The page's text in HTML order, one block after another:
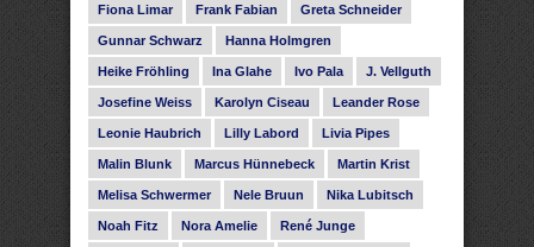
Fiona Limar Frank Fabian Greta Schneider
Gunnar Schwarz Hanna Holmgren
Heike Fröhling Ina Glahe Ivo Pala J. Vellguth
Josefine Weiss Karolyn Ciseau Leander Rose
Leonie Haubrich Lilly Labord Livia Pipes
Malin Blunk Marcus Hünnebeck Martin Krist
Melisa Schwermer Nele Bruun Nika Lubitsch
Noah Fitz Nora Amelie René Junge